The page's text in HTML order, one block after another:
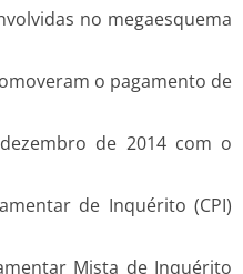
no megaesquema
o pagamento de
de 2014 com o
de Inquérito (CPI)
Mista de Inquérito